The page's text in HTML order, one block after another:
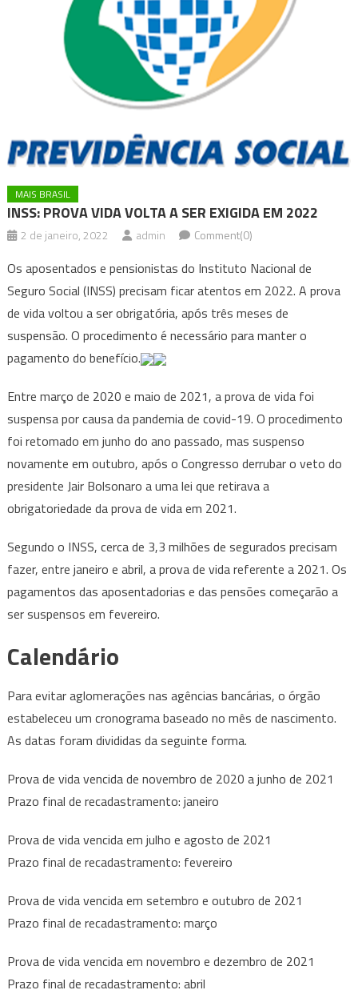
MAIS BRASIL
INSS: PROVA VIDA VOLTA A SER EXIGIDA EM 2022
2 de janeiro, 2022 admin Comment(0)
Os aposentados e pensionistas do Instituto Nacional de
Seguro Social (INSS) precisam ficar atentos em 2022. A prova
de vida voltou a ser obrigatória, após três meses de
suspensão. O procedimento é necessário para manter o
pagamento do benefício.
Entre março de 2020 e maio de 2021, a prova de vida foi
suspensa por causa da pandemia de covid-19. O procedimento
foi retomado em junho do ano passado, mas suspenso
novamente em outubro, após o Congresso derrubar o veto do
presidente Jair Bolsonaro a uma lei que retirava a
obrigatoriedade da prova de vida em 2021.
Segundo o INSS, cerca de 3,3 milhões de segurados precisam
fazer, entre janeiro e abril, a prova de vida referente a 2021. Os
pagamentos das aposentadorias e das pensões começarão a
ser suspensos em fevereiro.
Calendário
Para evitar aglomerações nas agências bancárias, o órgão
estabeleceu um cronograma baseado no mês de nascimento.
As datas foram divididas da seguinte forma.
Prova de vida vencida de novembro de 2020 a junho de 2021
Prazo final de recadastramento: janeiro
Prova de vida vencida em julho e agosto de 2021
Prazo final de recadastramento: fevereiro
Prova de vida vencida em setembro e outubro de 2021
Prazo final de recadastramento: março
Prova de vida vencida em novembro e dezembro de 2021
Prazo final de recadastramento: abril